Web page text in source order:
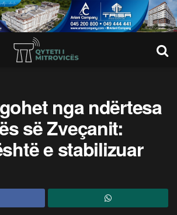
nga ndërtesa
së Zveçanit:
e stabilizuar